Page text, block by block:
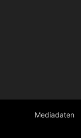
Mediadaten